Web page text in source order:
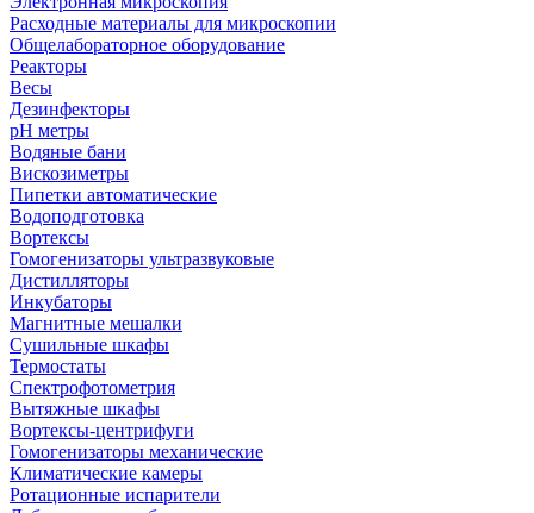
Расходные материалы для микроскопии
Общелабораторное оборудование
Реакторы
Весы
Дезинфекторы
рН метры
Водяные бани
Вискозиметры
Пипетки автоматические
Водоподготовка
Вортексы
Гомогенизаторы ультразвуковые
Дистилляторы
Инкубаторы
Магнитные мешалки
Сушильные шкафы
Термостаты
Спектрофотометрия
Вытяжные шкафы
Вортексы-центрифуги
Гомогенизаторы механические
Климатические камеры
Ротационные испарители